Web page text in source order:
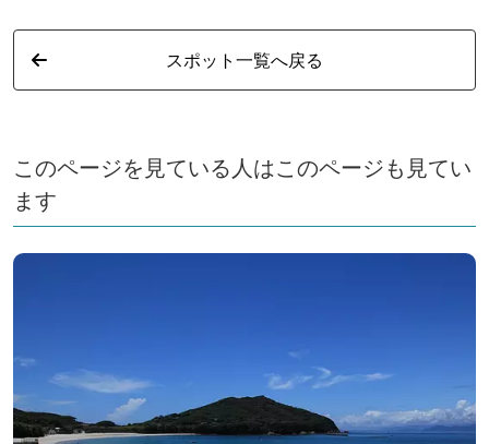
スポット一覧へ戻る
このページを見ている人はこのページも見てい
ます